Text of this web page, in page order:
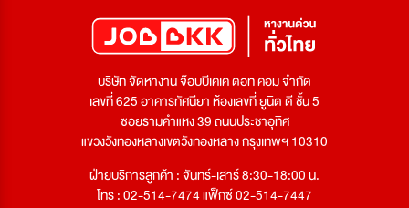
บริษัท จัดหางาน จ๊อบบีเคเค ดอท คอม จำกัด
เลขที่ 625 อาคารทัศนียา ห้องเลขที่ ยูนิต ดี ชั้น 5
ซอยรามคำแหง 39 ถนนประชาอุทิศ
แขวงวังทองหลางเขตวังทองหลาง กรุงเทพฯ 10310
ฝ่ายบริการลูกค้า : จันทร์-เสาร์ 8:30-18:00 น.
โทร : 02-514-7474 แฟ็กซ์ 02-514-7447